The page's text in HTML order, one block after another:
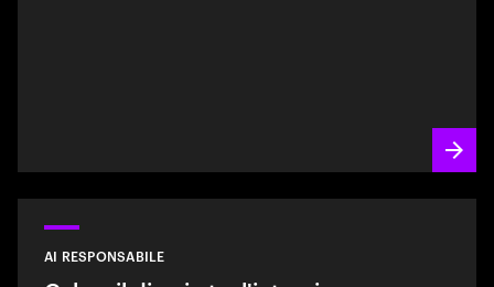
AI RESPONSABILE